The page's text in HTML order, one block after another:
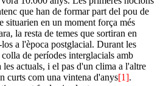
que han de formar part del pou de
situarien en un moment força més
la resta de temes que sortiran en
a l'època postglacial. Durant les
de períodes interglacials amb
les actuals, i el pas d'un clima a l'altre
curts com una vintena d'anys[1].